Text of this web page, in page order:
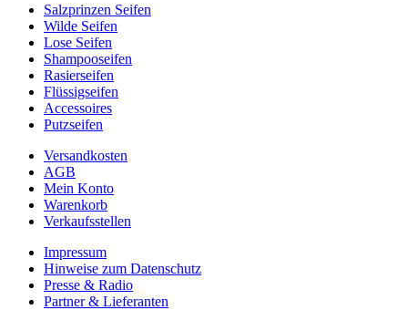
Salzprinzen Seifen
Wilde Seifen
Lose Seifen
Shampooseifen
Rasierseifen
Flüssigseifen
Accessoires
Putzseifen
Versand­kosten
AGB
Mein Konto
Warenkorb
Verkaufsstellen
Impressum
Hinweise zum Datenschutz
Presse & Radio
Partner & Lieferanten